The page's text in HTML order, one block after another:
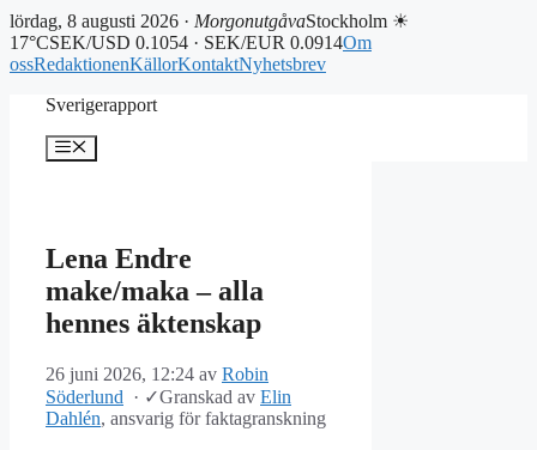
lördag, 8 augusti 2026 · MorgonutgåvaStockholm ☀
17°CSEK/USD 0.1054 · SEK/EUR 0.0914Om
ossRedaktionenKällorKontaktNyhetsbrev
Sverigerapport
Meny
Lena Endre
make/maka – alla
hennes äktenskap
26 juni 2026, 12:24 av Robin
Söderlund
· ✓Granskad av Elin
Dahlén, ansvarig för faktagranskning